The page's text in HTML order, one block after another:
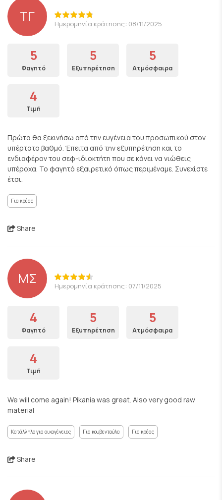
ΤΓ Ημερομηνία κράτησης: 08/11/2025
5
Φαγητό
5
Εξυπηρέτηση
5
Ατμόσφαιρα
4
Τιμή
Πρώτα θα ξεκινήσω από την ευγένεια του προσωπικού στον
υπέρτατο βαθμό. Έπειτα από την εξυπηρέτηση και το
ενδιαφέρον του σεφ-ιδιοκτήτη που σε κάνει να νιώθεις
υπέροχα. Το φαγητό εξαιρετικό όπως περιμέναμε. Συνεχίστε
έτσι.
Για κρέας
Share
ΜΣ Ημερομηνία κράτησης: 07/11/2025
4
Φαγητό
5
Εξυπηρέτηση
5
Ατμόσφαιρα
4
Τιμή
We will come again! Pikania was great. Also very good raw
material
Κατάλληλο για οικογένειες Για κουβεντούλα Για κρέας
Share